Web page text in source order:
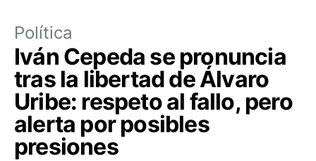
Política
Iván Cepeda se pronuncia
tras la libertad de Álvaro
Uribe: respeto al fallo, pero
alerta por posibles
presiones